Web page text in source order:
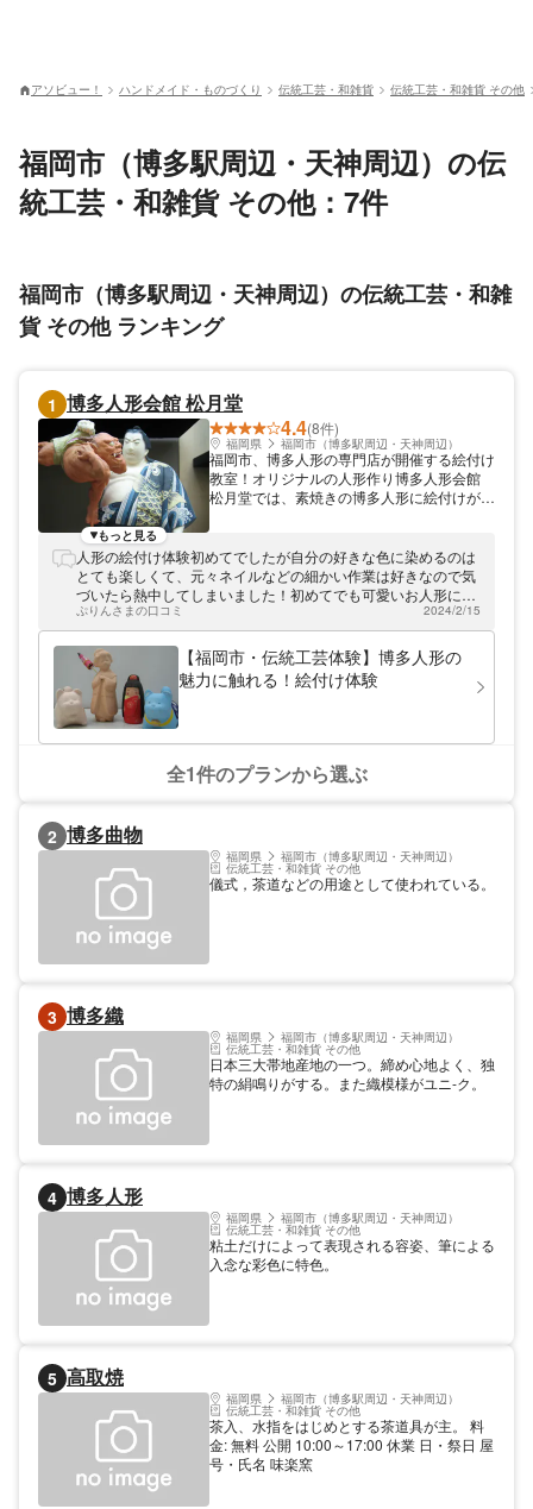
アソビュー！ ハンドメイド・ものづくり 伝統工芸・和雑貨 伝統工芸・和雑貨 その他
福岡市（博多駅周辺・天神周辺）の伝
統工芸・和雑貨 その他：7件
福岡市（博多駅周辺・天神周辺）の伝統工芸・和雑
貨 その他 ランキング
1 博多人形会館 松月堂
4.4(8件)
福岡県 福岡市（博多駅周辺・天神周辺）
福岡市、博多人形の専門店が開催する絵付け
教室！オリジナルの人形作り博多人形会館
松月堂では、素焼きの博多人形に絵付けがで
自分だけのオリジナルの人形作りを楽しんで
いただけます。博多人形は「伝統工芸品」に
も指定されております。改良されながらも守
り受け継がれる、歴史ある魅力に触れてくだ
さい。
もっと見る
人形の絵付け体験初めてでしたが自分の好きな色に染めるのは
とても楽しくて、元々ネイルなどの細かい作業は好きなので気
づいたら熱中してしまいました！初めてでも可愛いお人形に仕
上がって満足です！出来上がった人形を持ってお写真を撮って
いただいたりお店の方も親切でとても良かったです！福岡に行
く際はまた行きたいと思いました！
ぷりんさまの口コミ 2024/2/15
【福岡市・伝統工芸体験】博多人形の
魅力に触れる！絵付け体験
全1件のプランから選ぶ
2 博多曲物
福岡県 福岡市（博多駅周辺・天神周辺）
伝統工芸・和雑貨 その他
儀式，茶道などの用途として使われている。
3 博多織
福岡県 福岡市（博多駅周辺・天神周辺）
伝統工芸・和雑貨 その他
日本三大帯地産地の一つ。締め心地よく、独
特の絹鳴りがする。また織模様がユニ-ク。
4 博多人形
福岡県 福岡市（博多駅周辺・天神周辺）
伝統工芸・和雑貨 その他
粘土だけによって表現される容姿、筆による
入念な彩色に特色。
5 高取焼
福岡県 福岡市（博多駅周辺・天神周辺）
伝統工芸・和雑貨 その他
茶入、水指をはじめとする茶道具が主。 料
金: 無料 公開 10:00～17:00 休業 日・祭日 屋
号・氏名 味楽窯